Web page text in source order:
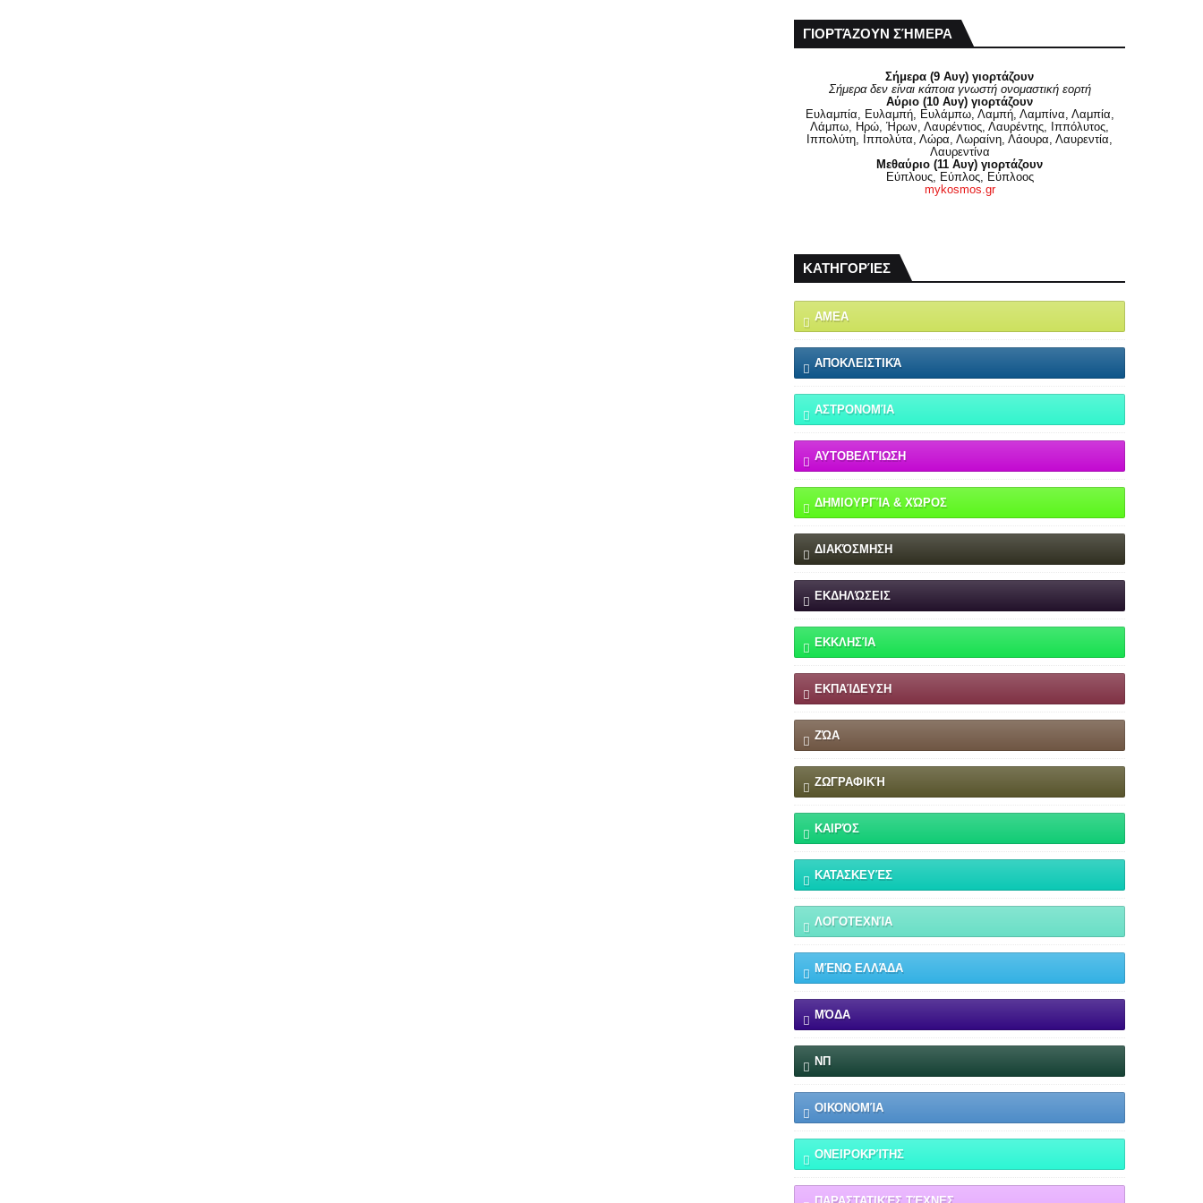
ΓΙΟΡΤΆΖΟΥΝ ΣΉΜΕΡΑ
Σήμερα (9 Αυγ) γιορτάζουν
Σήμερα δεν είναι κάποια γνωστή ονομαστική εορτή
Αύριο (10 Αυγ) γιορτάζουν
Ευλαμπία, Ευλαμπή, Ευλάμπω, Λαμπή, Λαμπίνα, Λαμπία,
Λάμπω, Ηρώ, Ήρων, Λαυρέντιος, Λαυρέντης, Ιππόλυτος,
Ιππολύτη, Ιππολύτα, Λώρα, Λωραίνη, Λάουρα, Λαυρεντία,
Λαυρεντίνα
Μεθαύριο (11 Αυγ) γιορτάζουν
Εύπλους, Εύπλος, Εύπλοος
mykosmos.gr
ΚΑΤΗΓΟΡΊΕΣ
ΑΜΕΑ
ΑΠΟΚΛΕΙΣΤΙΚΆ
ΑΣΤΡΟΝΟΜΊΑ
ΑΥΤΟΒΕΛΤΊΩΣΗ
ΔΗΜΙΟΥΡΓΊΑ & ΧΏΡΟΣ
ΔΙΑΚΌΣΜΗΣΗ
ΕΚΔΗΛΏΣΕΙΣ
ΕΚΚΛΗΣΊΑ
ΕΚΠΑΊΔΕΥΣΗ
ΖΏΑ
ΖΩΓΡΑΦΙΚΉ
ΚΑΙΡΌΣ
ΚΑΤΑΣΚΕΥΈΣ
ΛΟΓΟΤΕΧΝΊΑ
ΜΈΝΩ ΕΛΛΆΔΑ
ΜΌΔΑ
ΝΠ
ΟΙΚΟΝΟΜΊΑ
ΟΝΕΙΡΟΚΡΊΤΗΣ